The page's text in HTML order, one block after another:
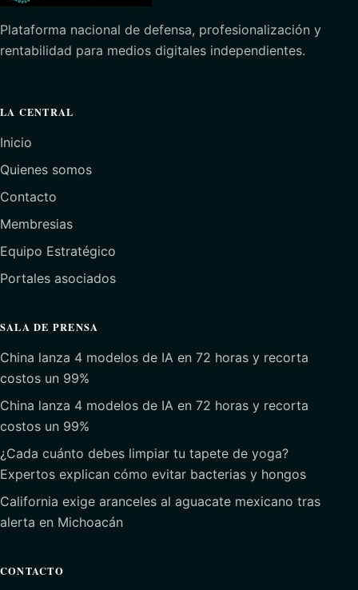
Plataforma nacional de defensa, profesionalización y
rentabilidad para medios digitales independientes.
LA CENTRAL
Inicio
Quienes somos
Contacto
Membresias
Equipo Estratégico
Portales asociados
SALA DE PRENSA
China lanza 4 modelos de IA en 72 horas y recorta
costos un 99%
China lanza 4 modelos de IA en 72 horas y recorta
costos un 99%
¿Cada cuánto debes limpiar tu tapete de yoga?
Expertos explican cómo evitar bacterias y hongos
California exige aranceles al aguacate mexicano tras
alerta en Michoacán
CONTACTO